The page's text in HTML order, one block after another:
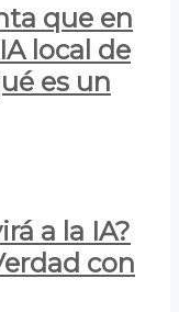
que en
local de
es un
a la IA?
con